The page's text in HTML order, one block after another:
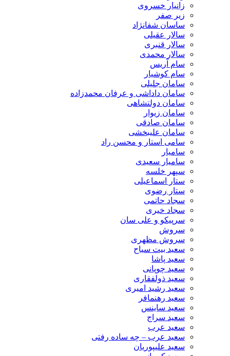
زانیار خسروی
زیر صفر
ساسان شفانژاد
سالار عقیلی
سالار قنبری
سالار محمدی
سام آریس
سام کوشیار
سامان جلیلی
سامان داداشی و عرفان محمدزاده
سامان دولتشاهی
سامان زیوار
سامان صادقی
سامان علیبخشی
سامی استار و محسن راد
سامیار
سامیار سعیدی
سپهر خلسه
ستار اسماعیلی
ستار رضوی
سجاد حاتمی
سجاد خیری
سرپیکو و علی سان
سروش
سروش مظهری
سعید بیت سیاح
سعید پاشا
سعید چوپانی
سعید ذولفقاری
سعید رشید امیری
سعید رهنمافر
سعید ساینس
سعید سراج
سعید عرب
سعید عرب – چه ساده رفتی
سعید علیپوریان